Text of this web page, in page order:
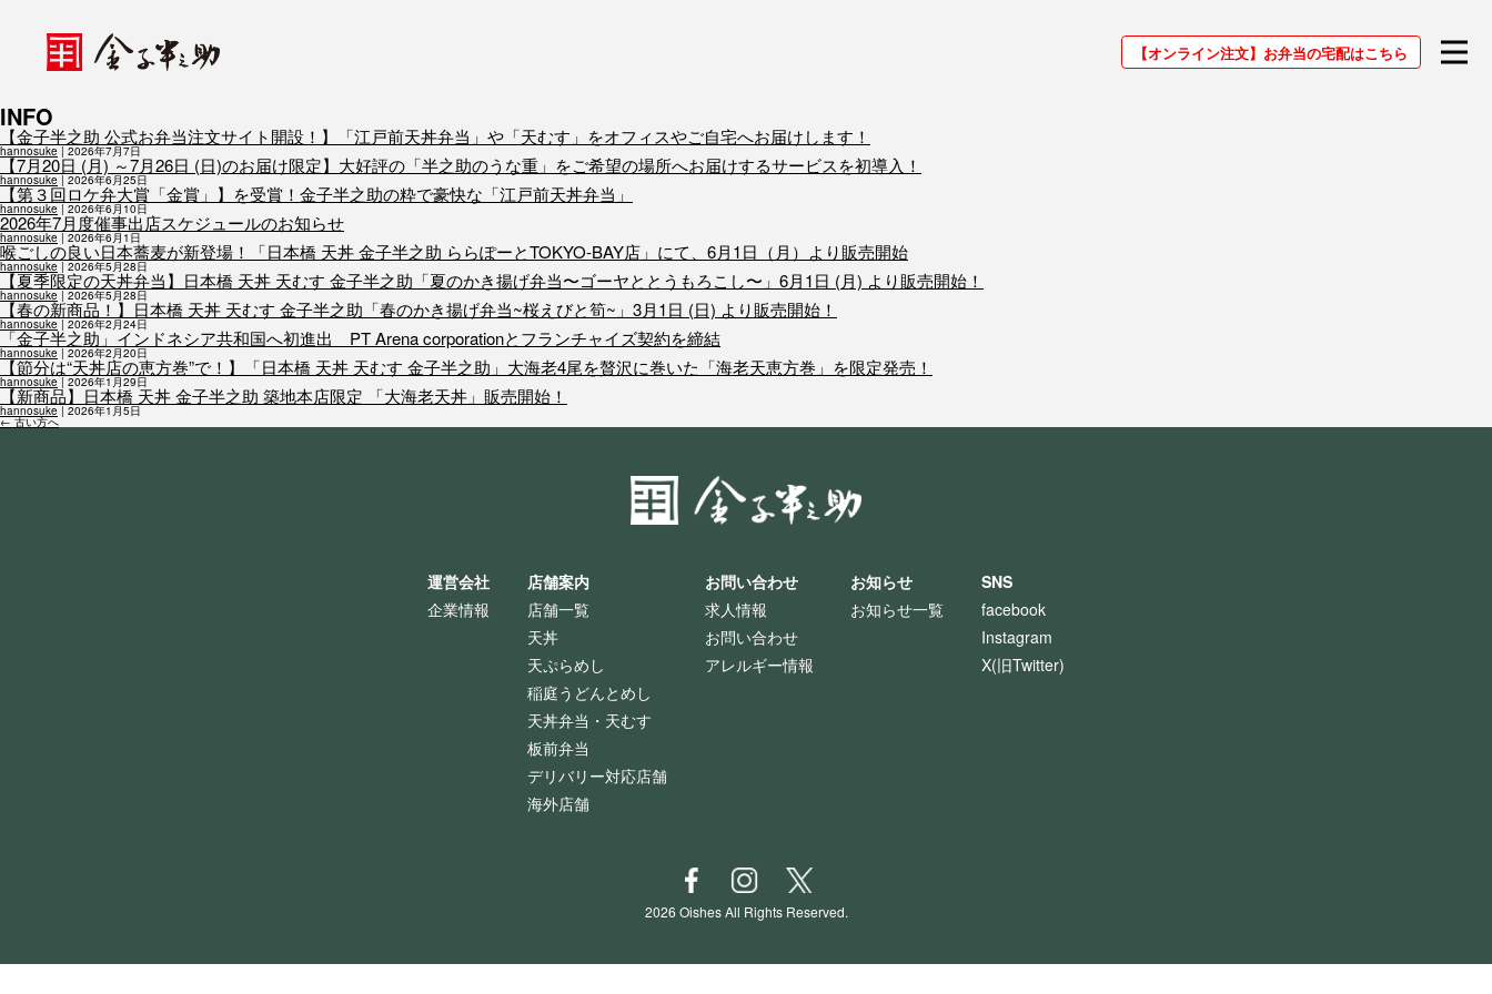
【オンライン注文】 お弁当の宅配はこちら
INFO
【金子半之助 公式お弁当注文サイト開設！】「江戸前天丼弁当」や「天むす」をオフィスやご自宅へお届けします！
hannosuke | 2026年7月7日
【7月20日 (月) ～7月26日 (日)のお届け限定】大好評の「半之助のうな重」をご希望の場所へお届けするサービスを初導入！
hannosuke | 2026年6月25日
【第３回ロケ弁大賞「金賞」】を受賞！金子半之助の粋で豪快な「江戸前天丼弁当」
hannosuke | 2026年6月10日
2026年7月度催事出店スケジュールのお知らせ
hannosuke | 2026年6月1日
喉ごしの良い日本蕎麦が新登場！「日本橋 天丼 金子半之助 ららぽーとTOKYO-BAY店」にて、6月1日（月）より販売開始
hannosuke | 2026年5月28日
【夏季限定の天丼弁当】日本橋 天丼 天むす 金子半之助「夏のかき揚げ弁当〜ゴーヤととうもろこし〜」6月1日 (月) より販売開始！
hannosuke | 2026年5月28日
【春の新商品！】日本橋 天丼 天むす 金子半之助「春のかき揚げ弁当~桜えびと筍~」3月1日 (日) より販売開始！
hannosuke | 2026年2月24日
「金子半之助」インドネシア共和国へ初進出 PT Arena corporationとフランチャイズ契約を締結
hannosuke | 2026年2月20日
【節分は“天丼店の恵方巻”で！】「日本橋 天丼 天むす 金子半之助」大海老4尾を贅沢に巻いた「海老天恵方巻」を限定発売！
hannosuke | 2026年1月29日
【新商品】日本橋 天丼 金子半之助 築地本店限定 「大海老天丼」販売開始！
hannosuke | 2026年1月5日
投
←古い方へ
運営会社
企業情報
店舗案内
店舗一覧
天丼
天ぷらめし
稲庭うどんとめし
天丼弁当・天むす
板前弁当
デリバリー対応店舗
海外店舗
お問い合わせ
求人情報
お問い合わせ
アレルギー情報
お知らせ
お知らせ一覧
SNS
facebook
Instagram
X(旧Twitter)
2026 Oishes All Rights Reserved.